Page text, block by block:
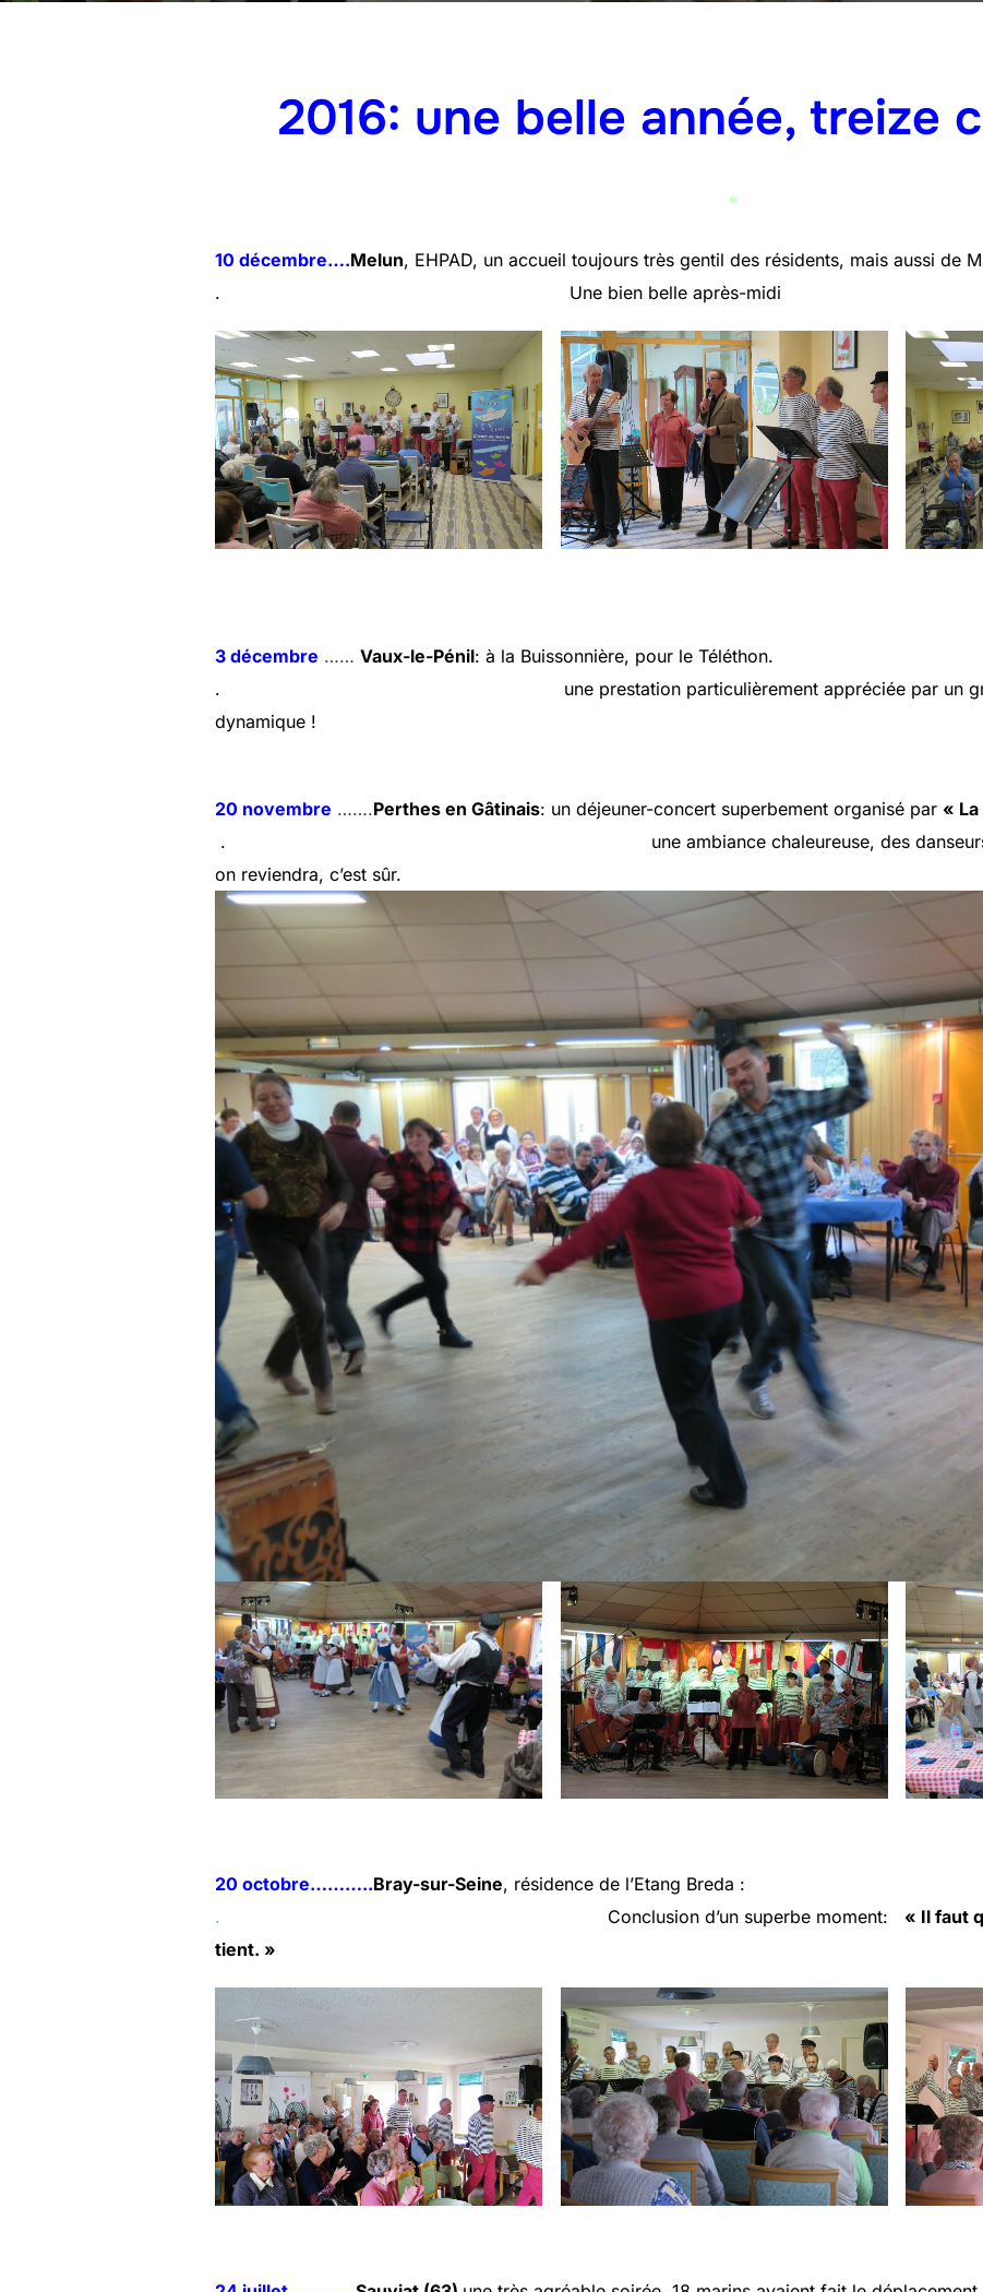
2016: une belle année, treize
.
10 décembre….Melun, EHPAD, un accueil toujours très gentil des résidents, mais aussi de
. Une bien belle après-midi
3 décembre …… Vaux-le-Pénil: à la Buissonnière, pour le Téléthon.
. une prestation particulièrement appréciée par un groupe
dynamique !
20 novembre …….Perthes en Gâtinais: un déjeuner-concert superbement organisé par «
. une ambiance chaleureuse, des danseurs
on reviendra, c’est sûr.
20 octobre………..Bray-sur-Seine, résidence de l’Etang Breda :
.
Conclusion d’un superbe moment: « Il faut
tient. »